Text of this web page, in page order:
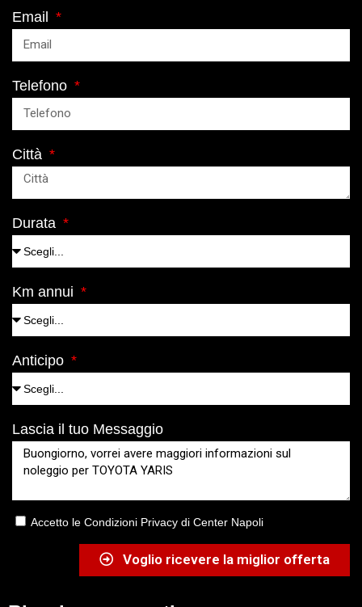
Email
Telefono
Città
Durata
Km annui
Anticipo
Lascia il tuo Messaggio
Accetto le Condizioni Privacy di Center Napoli
Voglio ricevere la miglior offerta